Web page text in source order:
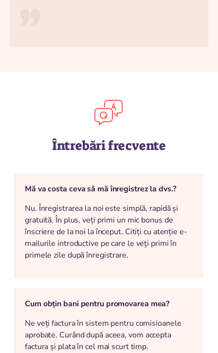
Întrebări frecvente
Mă va costa ceva să mă înregistrez la dvs.?
Nu. Înregistrarea la noi este simplă, rapidă și
gratuită. În plus, veți primi un mic bonus de
înscriere de la noi la început. Citiți cu atenție e-
mailurile introductive pe care le veți primi în
primele zile după înregistrare.
Cum obțin bani pentru promovarea mea?
Ne veți factura în sistem pentru comisioanele
aprobate. Curând după aceea, vom accepta
factura și plata în cel mai scurt timp.